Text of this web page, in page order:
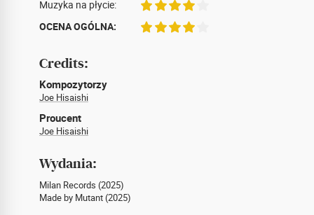
Muzyka na płycie:
OCENA OGÓLNA:
Credits:
Kompozytorzy
Joe Hisaishi
Proucent
Joe Hisaishi
Wydania:
Milan Records (2025)
Made by Mutant (2025)